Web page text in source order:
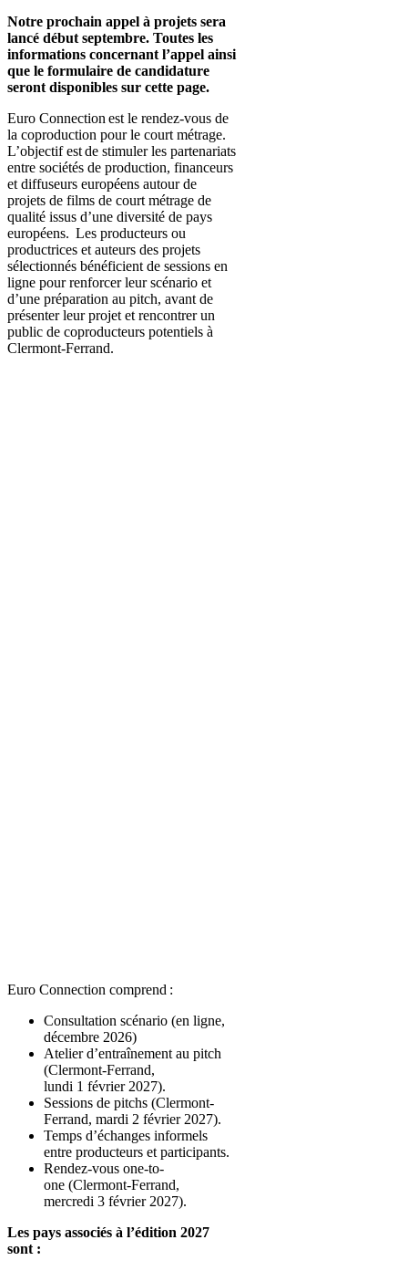
Notre prochain appel à projets sera
lancé début septembre. Toutes les
informations concernant l’appel ainsi
que le formulaire de candidature
seront disponibles sur cette page.
Euro Connection est le rendez-vous de
la coproduction pour le court métrage.
L’objectif est de stimuler les partenariats
entre sociétés de production, financeurs
et diffuseurs européens autour de
projets de films de court métrage de
qualité issus d’une diversité de pays
européens. Les producteurs ou
productrices et auteurs des projets
sélectionnés bénéficient de sessions en
ligne pour renforcer leur scénario et
d’une préparation au pitch, avant de
présenter leur projet et rencontrer un
public de coproducteurs potentiels à
Clermont-Ferrand.
Euro Connection comprend :
Consultation scénario (en ligne,
décembre 2026)
Atelier d’entraînement au pitch
(Clermont-Ferrand,
lundi 1 février 2027).
Sessions de pitchs (Clermont-
Ferrand, mardi 2 février 2027).
Temps d’échanges informels
entre producteurs et participants.
Rendez-vous one-to-
one (Clermont-Ferrand,
mercredi 3 février 2027).
Les pays associés à l’édition 2027
sont :